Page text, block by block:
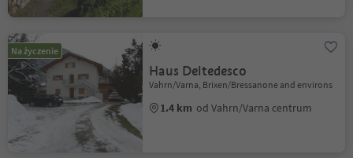
Na życzenie
Haus Deltedesco
Vahrn/Varna, Brixen/Bressanone and environs
1.4 km od Vahrn/Varna centrum